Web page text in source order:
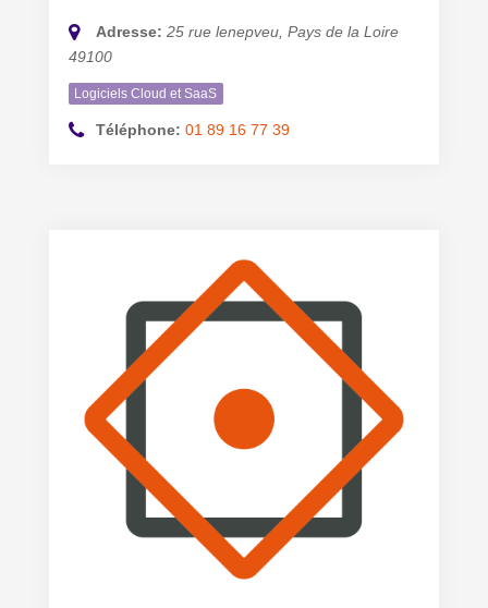
Adresse: 25 rue lenepveu, Pays de la Loire
49100
Logiciels Cloud et SaaS
Téléphone: 01 89 16 77 39